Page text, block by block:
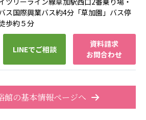
ス国際興業バス約4分「草加園」バス停
歩約５分
LINEでご相談
資料請求
お問合わせ
館の基本情報ページへ